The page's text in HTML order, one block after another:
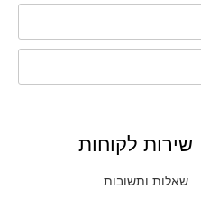
שירות לקוחות
שאלות ותשובות